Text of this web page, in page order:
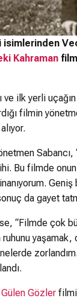
isimlerinden
Kahraman
ve ilk yerli
filmin
Bu filmde onun
inanıyorum.
da gayet
“Filmde çok
ruhunu
Gülen Gözler